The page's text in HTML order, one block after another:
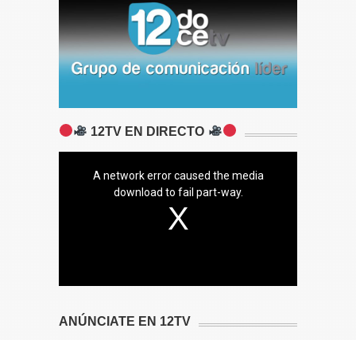
12TV EN DIRECTO
A network error caused the media
download to fail part-way.
ANÚNCIATE EN 12TV